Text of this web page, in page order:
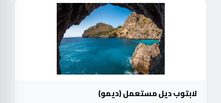
لابتوب ديل مستعمل (ديمو)